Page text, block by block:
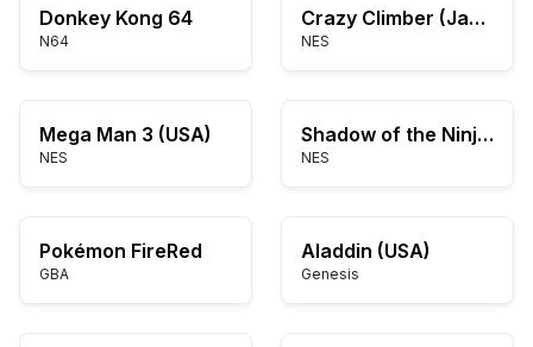
Donkey Kong 64
N64
Crazy Climber (Japan)
NES
Mega Man 3 (USA)
NES
Shadow of the Ninja (USA)
NES
Pokémon FireRed
GBA
Aladdin (USA)
Genesis